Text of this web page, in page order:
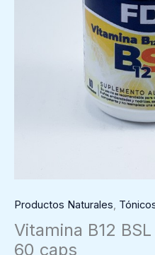
Productos Naturales,
Vitamina B12
60 caps